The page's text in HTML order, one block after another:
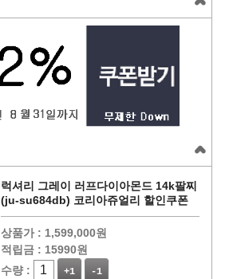
럭셔리 그레이 러프다이아몬드 14k팔찌
(ju-su684db) 코리아쥬얼리 할인쿠폰
상품가 : 1,599,000원
적립금 : 15990원
수량 :
+1 -1